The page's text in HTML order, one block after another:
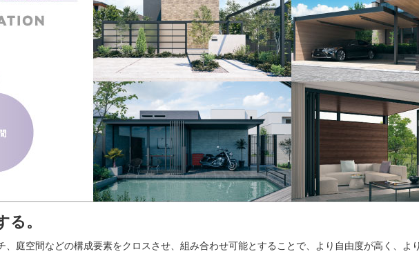
。
庭空間などの構成要素をクロスさせ、組み合わせ可能とすることで、より自由度が高く、よ